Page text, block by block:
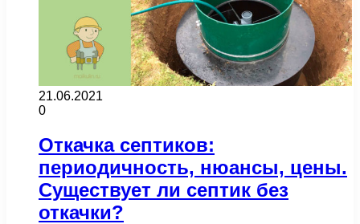
21.06.2021
0
Откачка септиков:
периодичность, нюансы, цены.
Существует ли септик без
откачки?